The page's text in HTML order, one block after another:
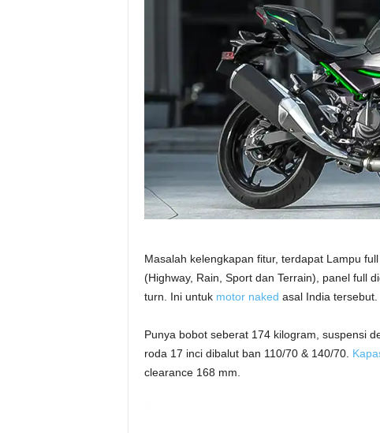
Masalah kelengkapan fitur, terdapat Lampu
(Highway, Rain, Sport dan Terrain), panel full
turn. Ini untuk motor naked asal India tersebut.
Punya bobot seberat 174 kilogram, suspensi
roda 17 inci dibalut ban 110/70 & 140/70.
clearance 168 mm.